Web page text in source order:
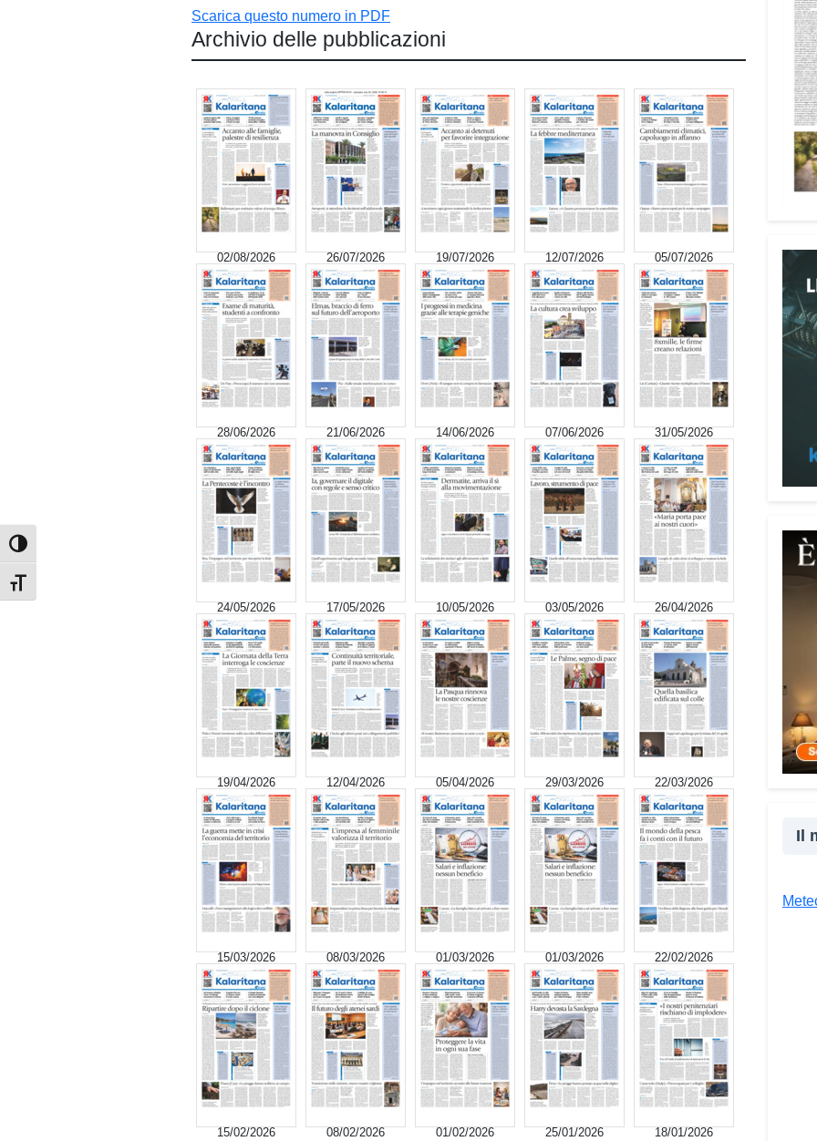
Attiva/disattiva alto contrasto
Attiva/disattiva dimensione testo
Scarica questo numero in PDF
Archivio delle pubblicazioni
02/08/2026 26/07/2026 19/07/2026 12/07/2026 05/07/2026
28/06/2026 21/06/2026 14/06/2026 07/06/2026 31/05/2026
24/05/2026 17/05/2026 10/05/2026 03/05/2026 26/04/2026
19/04/2026 12/04/2026 05/04/2026 29/03/2026 22/03/2026
15/03/2026 08/03/2026 01/03/2026 01/03/2026 22/02/2026
15/02/2026 08/02/2026 01/02/2026 25/01/2026 18/01/2026
ai
mia
Il